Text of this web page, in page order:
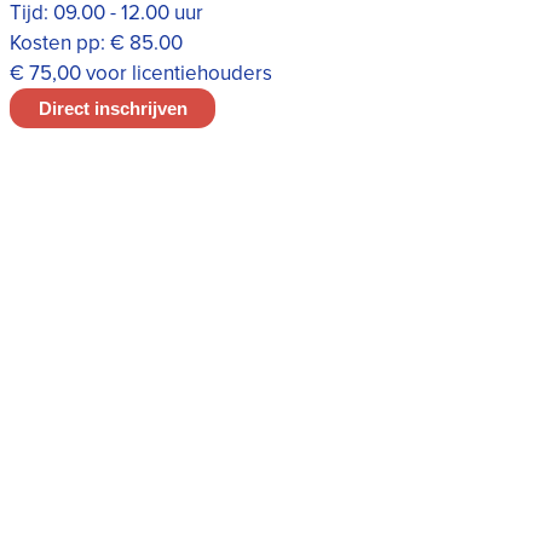
Tijd: 09.00 - 12.00 uur
Kosten pp:€ 85.00
€ 75,00 voor licentiehouders
Direct inschrijven